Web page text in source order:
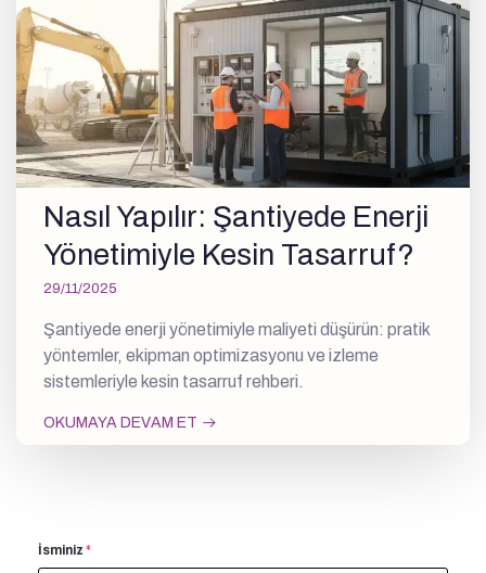
Nasıl Yapılır: Şantiyede Enerji
Yönetimiyle Kesin Tasarruf?
29/11/2025
Şantiyede enerji yönetimiyle maliyeti düşürün: pratik
yöntemler, ekipman optimizasyonu ve izleme
sistemleriyle kesin tasarruf rehberi.
OKUMAYA DEVAM ET
İsminiz *